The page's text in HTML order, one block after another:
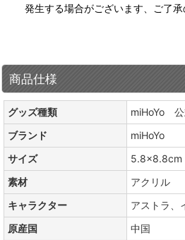
発生する場合がございます、ご了承
商品仕様
グッズ種類
miHoYo 公
ブランド
miHoYo
サイズ
5.8×8.8cm
素材
アクリル
キャラクター
アストラ、
原産国
中国